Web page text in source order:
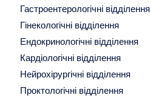
Гастроентерологічні відділення
Гінекологічні відділення
Ендокринологічні відділення
Кардіологічні відділення
Нейрохірургічні відділення
Проктологічні відділення